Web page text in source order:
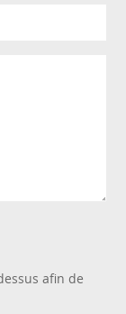
afin de